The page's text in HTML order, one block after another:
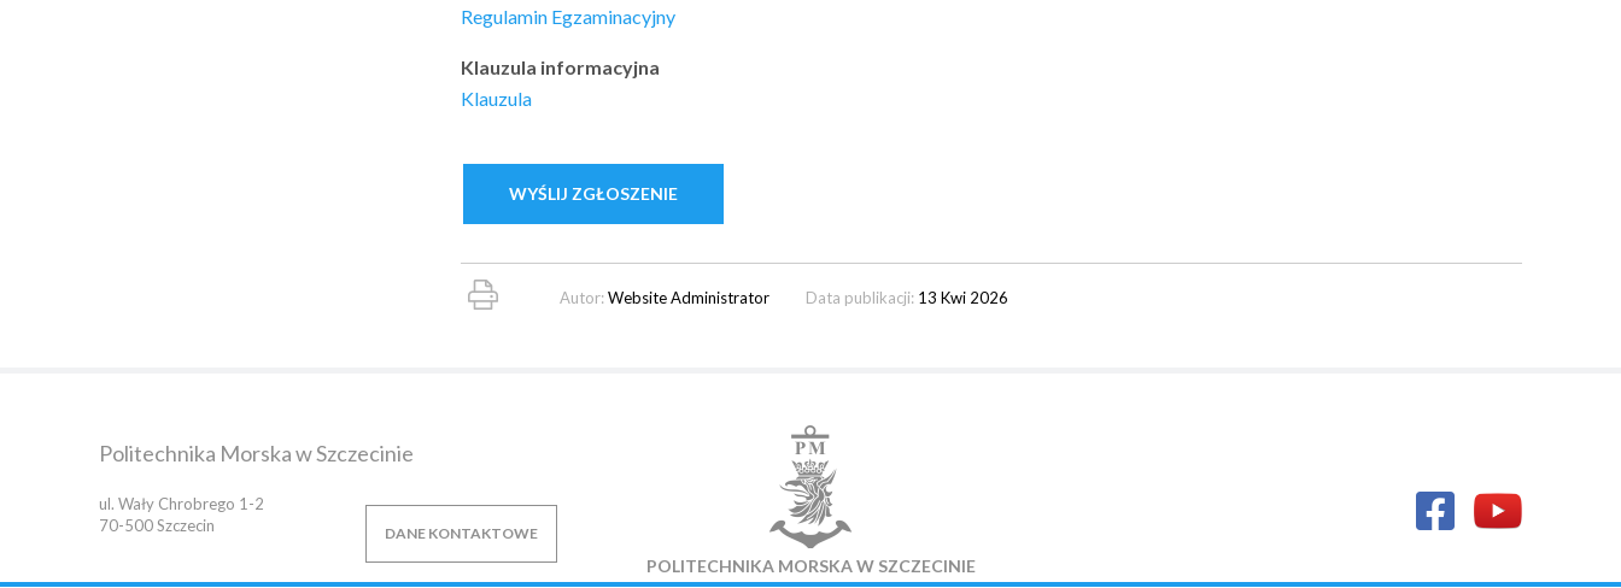
Regulamin Egzaminacyjny
Klauzula informacyjna
Klauzula
Autor:Website Administrator Data publikacji: 13 Kwi 2026
POLITECHNIKA MORSKA W SZCZECINIE
Politechnika Morska w Szczecinie
ul. Wały Chrobrego 1-2
70-500Szczecin DANE KONTAKTOWE